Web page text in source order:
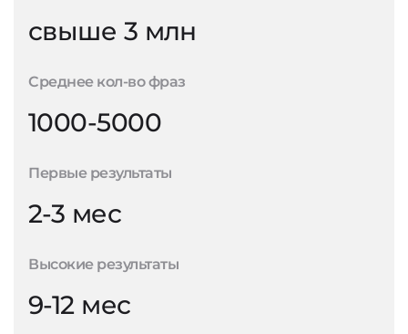
свыше 3 млн
Среднее кол-во фраз
1000-5000
Первые результаты
2-3 мес
Высокие результаты
9-12 мес